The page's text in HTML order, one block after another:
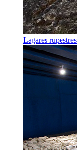
Lagares rupestres